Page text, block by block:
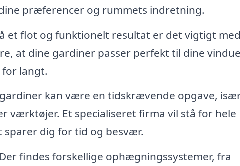
præferencer og rummets indretning.
et flot og funktionelt resultat er det vigtigt
at dine gardiner passer perfekt til dine
langt.
kan være en tidskrævende opgave,
værktøjer. Et specialiseret firma vil stå for hele
sparer dig for tid og besvær.
Der findes forskellige ophægningssystemer, fra